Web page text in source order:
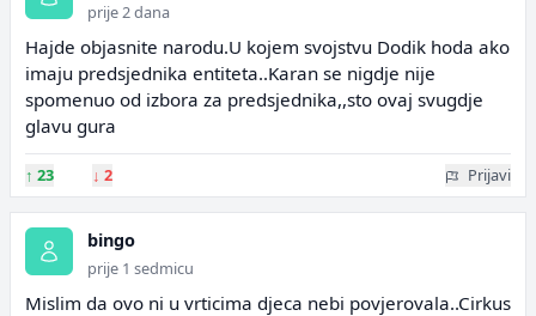
prije 2 dana
Hajde objasnite narodu.U kojem svojstvu Dodik hoda ako
imaju predsjednika entiteta..Karan se nigdje nije
spomenuo od izbora za predsjednika,,sto ovaj svugdje
glavu gura
↑ 23 ↓ 2 Prijavi
bingo
prije 1 sedmicu
Mislim da ovo ni u vrticima djeca nebi povjerovala..Cirkus